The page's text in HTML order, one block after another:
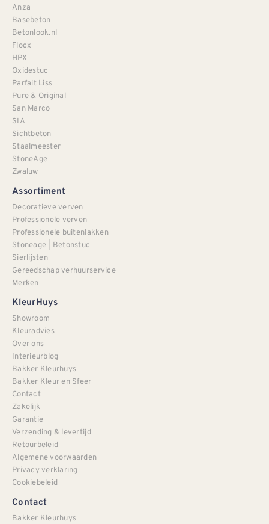
Anza
Basebeton
Betonlook.nl
Flocx
HPX
Oxidestuc
Parfait Liss
Pure & Original
San Marco
SIA
Sichtbeton
Staalmeester
StoneAge
Zwaluw
Assortiment
Decoratieve verven
Professionele verven
Professionele buitenlakken
Stoneage | Betonstuc
Sierlijsten
Gereedschap verhuurservice
Merken
KleurHuys
Showroom
Kleuradvies
Over ons
Interieurblog
Bakker Kleurhuys
Bakker Kleur en Sfeer
Contact
Zakelijk
Garantie
Verzending & levertijd
Retourbeleid
Algemene voorwaarden
Privacy verklaring
Cookiebeleid
Contact
Bakker Kleurhuys